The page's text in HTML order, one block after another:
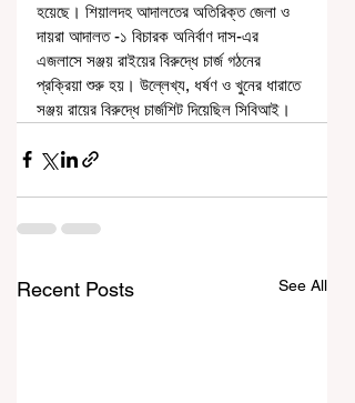
হয়েছে। শিয়ালদহ আদালতের অতিরিক্ত জেলা ও
দায়রা আদালত -১ বিচারক অনির্বাণ দাস-এর
এজলাসে সঞ্জয় রাইয়ের বিরুদ্ধে চার্জ গঠনের
প্রক্রিয়া শুরু হয়। উল্লেখ্য, ধর্ষণ ও খুনের ধারাতে
সঞ্জয় রায়ের বিরুদ্ধে চার্জশিট দিয়েছিল সিবিআই।
Recent Posts See All